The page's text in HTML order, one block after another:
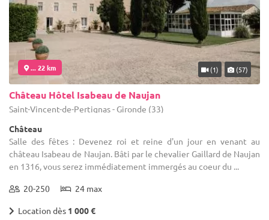
... 22 km (1) (57)
Château Hôtel Isabeau de Naujan
Saint-Vincent-de-Pertignas - Gironde (33)
Château
Salle des fêtes : Devenez roi et reine d'un jour en venant au
château Isabeau de Naujan. Bâti par le chevalier Gaillard de Naujan
en 1316, vous serez immédiatement immergés au coeur du ...
20-250 24 max
Location dès 1 000 €